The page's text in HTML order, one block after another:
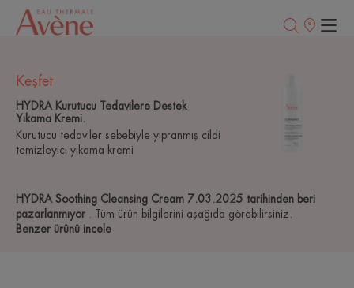
Satış
HYDRA Soothing Cleansing Cream 7.03.2025 tarihinden beri
pazarlanmıyor
. Tüm ürün bilgilerini aşağıda görebilirsiniz.
Benzer ürünü incele
Keşfet
HYDRA Kurutucu Tedavilere Destek
Yıkama Kremi.
Kurutucu tedaviler sebebiyle yıpranmış cildi
temizleyici yıkama kremi